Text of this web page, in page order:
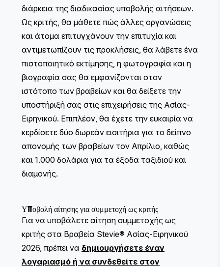
διάρκεια της διαδικασίας υποβολής αιτήσεων.
Ως κριτής, θα μάθετε πώς άλλες οργανώσεις
και άτομα επιτυγχάνουν την επιτυχία και
αντιμετωπίζουν τις προκλήσεις, θα λάβετε ένα
πιστοποιητικό εκτίμησης, η φωτογραφία και η
βιογραφία σας θα εμφανίζονται στον
ιστότοπο των βραβείων και θα δείξετε την
υποστήριξή σας στις επιχειρήσεις της Ασίας-
Ειρηνικού. Επιπλέον, θα έχετε την ευκαιρία να
κερδίσετε δύο δωρεάν εισιτήρια για το δείπνο
απονομής των βραβείων τον Απρίλιο, καθώς
και 1.000 δολάρια για τα έξοδα ταξιδιού και
διαμονής.
Υποβολή αίτησης για συμμετοχή ως κριτής
Για να υποβάλετε αίτηση συμμετοχής ως
κριτής στα Βραβεία Stevie® Ασίας-Ειρηνικού
2026, πρέπει να δημιουργήσετε έναν
λογαριασμό ή να συνδεθείτε στον